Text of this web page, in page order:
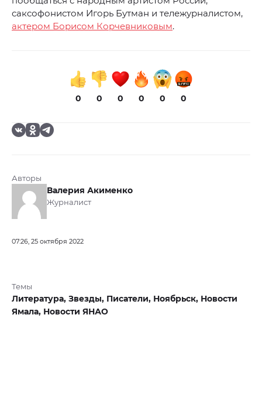
саксофонистом Игорь Бутман и тележурналистом,
актером Борисом Корчевниковым.
0 0 0 0 0 0
Авторы
Валерия Акименко
Журналист
07:26, 25 октября 2022
Темы
Литература, Звезды, Писатели, Ноябрьск, Новости
Ямала, Новости ЯНАО